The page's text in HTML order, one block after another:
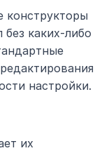
конструкторы
каких-либо
настройки.
их